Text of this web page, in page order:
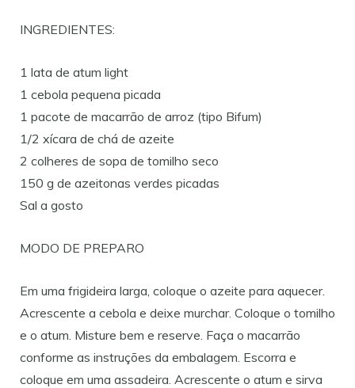
INGREDIENTES:
1 lata de atum light
1 cebola pequena picada
1 pacote de macarrão de arroz (tipo Bifum)
1/2 xícara de chá de azeite
2 colheres de sopa de tomilho seco
150 g de azeitonas verdes picadas
Sal a gosto
MODO DE PREPARO
Em uma frigideira larga, coloque o azeite para aquecer.
Acrescente a cebola e deixe murchar. Coloque o tomilho
e o atum. Misture bem e reserve. Faça o macarrão
conforme as instruções da embalagem. Escorra e
coloque em uma assadeira. Acrescente o atum e sirva